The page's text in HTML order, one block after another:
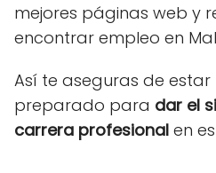
mejores páginas web y
encontrar empleo en
Así te aseguras de
preparado para dar el
carrera profesional en